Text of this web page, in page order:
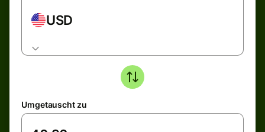
USD
Umgetauscht zu